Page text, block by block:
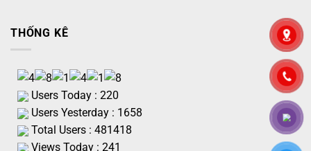
THỐNG KÊ
Users Today : 220
Users Yesterday : 1658
Total Users : 481418
Views Today : 241